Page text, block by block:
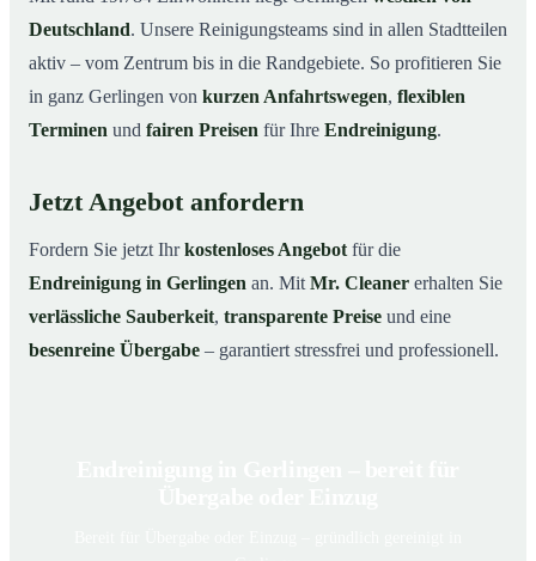
Deutschland. Unsere Reinigungsteams sind in allen Stadtteilen
aktiv – vom Zentrum bis in die Randgebiete. So profitieren Sie
in ganz Gerlingen von kurzen Anfahrtswegen, flexiblen
Terminen und fairen Preisen für Ihre Endreinigung.
Jetzt Angebot anfordern
Fordern Sie jetzt Ihrkostenloses Angebot für die
Endreinigung in Gerlingen an. Mit Mr. Cleaner erhalten Sie
verlässliche Sauberkeit, transparente Preise und eine
besenreine Übergabe – garantiert stressfrei und professionell.